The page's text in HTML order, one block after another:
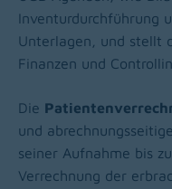
Inventurdurchführung
Unterlagen, und stellt
Finanzen und
Die
und
seiner Aufnahme bis
Verrechnung der